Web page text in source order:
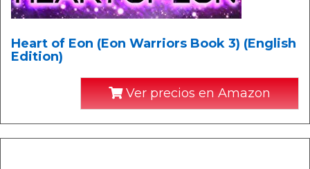
Heart of Eon (Eon Warriors Book 3) (English
Edition)
Ver precios en Amazon